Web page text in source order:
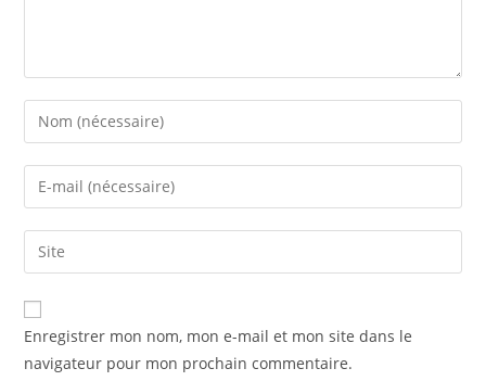
Enregistrer mon nom, mon e-mail et mon site dans le
navigateur pour mon prochain commentaire.